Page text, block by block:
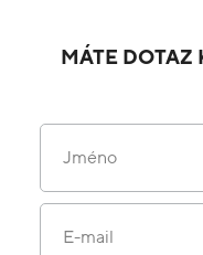
MÁTE DOTAZ
Jméno
E-mail